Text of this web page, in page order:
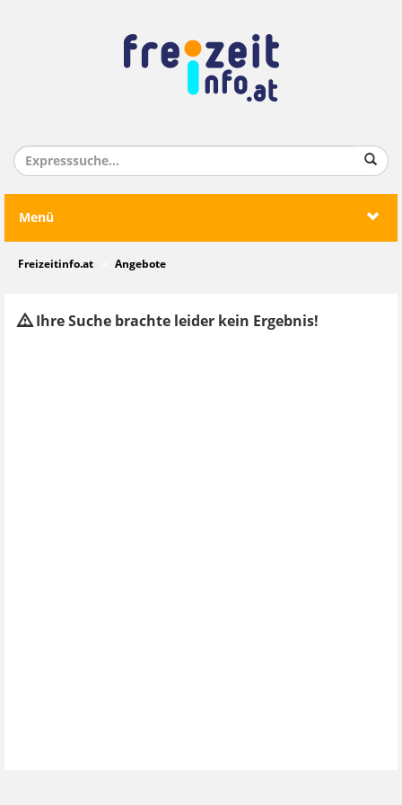
Menü
Freizeitinfo.at Angebote
Ihre Suche brachte leider kein Ergebnis!